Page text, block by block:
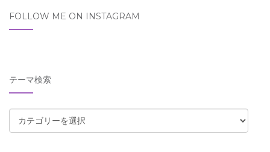
FOLLOW ME ON INSTAGRAM
テーマ検索
ー